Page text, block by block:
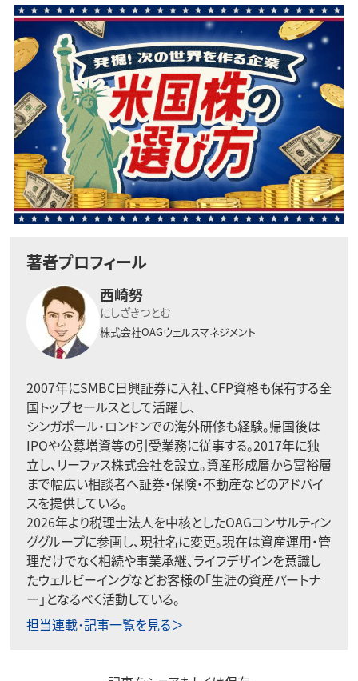
著者プロフィール
西崎努
にしざきつとむ
株式会社OAGウェルスマネジメント
2007年にSMBC日興証券に入社、CFP資格も保有する全
国トップセールスとして活躍し、
シンガポール・ロンドンでの海外研修も経験。帰国後は
IPOや公募増資等の引受業務に従事する。2017年に独
立し、リーファス株式会社を設立。資産形成層から富裕層
まで幅広い相談者へ証券・保険・不動産などのアドバイ
スを提供している。
2026年より税理士法人を中核としたOAGコンサルティン
ググループに参画し、現社名に変更。現在は資産運用・管
理だけでなく相続や事業承継、ライフデザインを意識し
たウェルビーイングなどお客様の「生涯の資産パートナ
ー」となるべく活動している。
担当連載･記事一覧を見る＞